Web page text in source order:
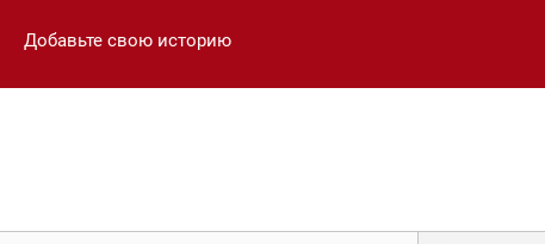
Добавьте свою историю